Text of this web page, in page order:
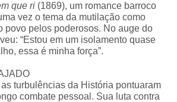
que ri(1869), um romance barroco
vez o tema da mutilação como
povo pelos poderosos. No auge do
“Estou em um isolamento quase
essa é minha força”.
turbulências da História pontuaram
combate pessoal. Sua luta contra